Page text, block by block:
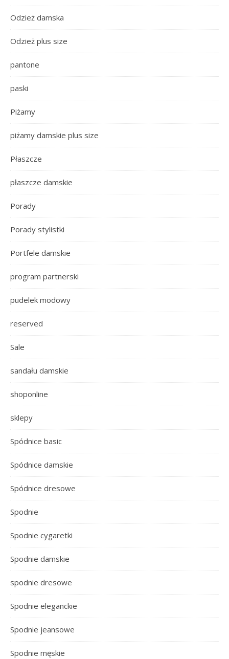
Odzież damska
Odzież plus size
pantone
paski
Piżamy
piżamy damskie plus size
Płaszcze
płaszcze damskie
Porady
Porady stylistki
Portfele damskie
program partnerski
pudelek modowy
reserved
Sale
sandału damskie
shoponline
sklepy
Spódnice basic
Spódnice damskie
Spódnice dresowe
Spodnie
Spodnie cygaretki
Spodnie damskie
spodnie dresowe
Spodnie eleganckie
Spodnie jeansowe
Spodnie męskie